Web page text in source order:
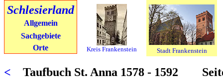
Stadt Frankenstein
Kreis Frankenstein
Schlesierland
Allgemein
Sachgebiete
Orte
< Taufbuch St. Anna 1578 - 1592